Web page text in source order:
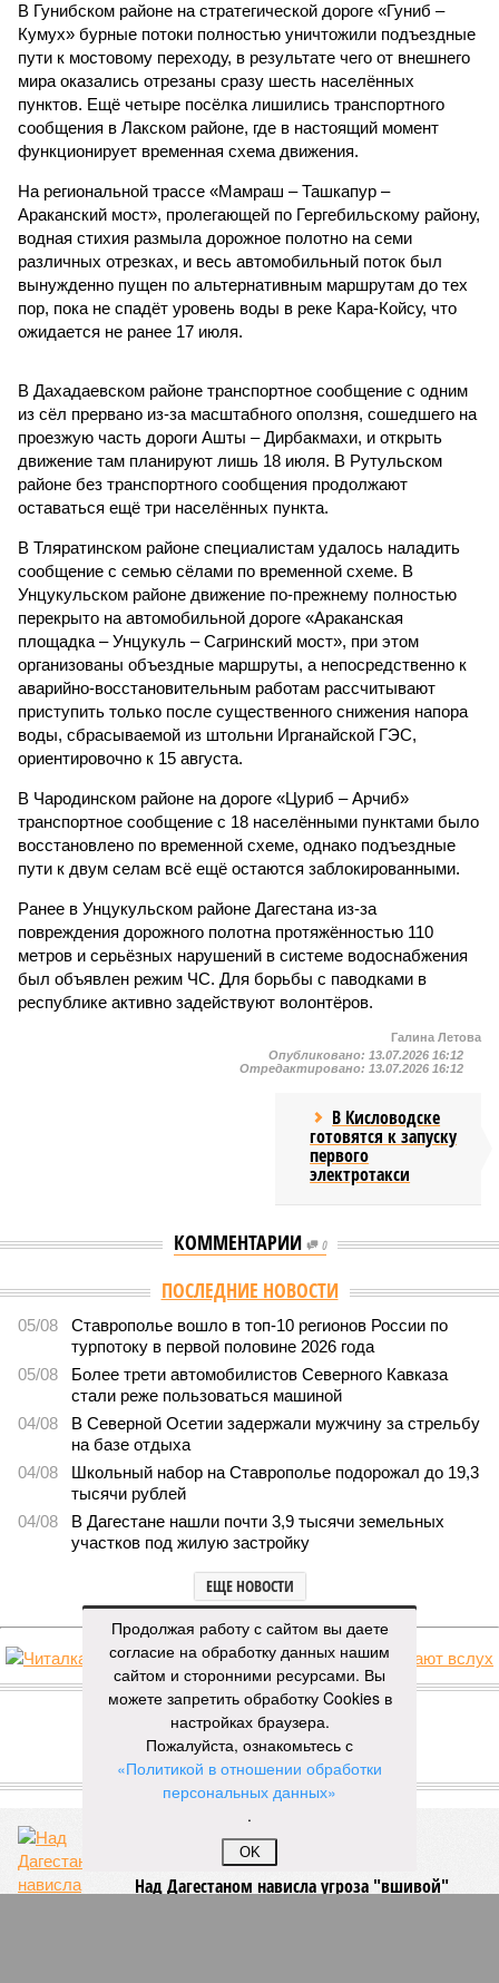
В Гунибском районе на стратегической дороге «Гуниб –
Кумух» бурные потоки полностью уничтожили подъездные
пути к мостовому переходу, в результате чего от внешнего
мира оказались отрезаны сразу шесть населённых
пунктов. Ещё четыре посёлка лишились транспортного
сообщения в Лакском районе, где в настоящий момент
функционирует временная схема движения.
На региональной трассе «Мамраш – Ташкапур –
Араканский мост», пролегающей по Гергебильскому району,
водная стихия размыла дорожное полотно на семи
различных отрезках, и весь автомобильный поток был
вынужденно пущен по альтернативным маршрутам до тех
пор, пока не спадёт уровень воды в реке Кара-Койсу, что
ожидается не ранее 17 июля.
В Дахадаевском районе транспортное сообщение с одним
из сёл прервано из-за масштабного оползня, сошедшего на
проезжую часть дороги Ашты – Дирбакмахи, и открыть
движение там планируют лишь 18 июля. В Рутульском
районе без транспортного сообщения продолжают
оставаться ещё три населённых пункта.
В Тляратинском районе специалистам удалось наладить
сообщение с семью сёлами по временной схеме. В
Унцукульском районе движение по-прежнему полностью
перекрыто на автомобильной дороге «Араканская
площадка – Унцукуль – Сагринский мост», при этом
организованы объездные маршруты, а непосредственно к
аварийно-восстановительным работам рассчитывают
приступить только после существенного снижения напора
воды, сбрасываемой из штольни Ирганайской ГЭС,
ориентировочно к 15 августа.
В Чародинском районе на дороге «Цуриб – Арчиб»
транспортное сообщение с 18 населёнными пунктами было
восстановлено по временной схеме, однако подъездные
пути к двум селам всё ещё остаются заблокированными.
Ранее в Унцукульском районе Дагестана из-за
повреждения дорожного полотна протяжённостью 110
метров и серьёзных нарушений в системе водоснабжения
был объявлен режим ЧС. Для борьбы с паводками в
республике активно задействуют волонтёров.
Галина Летова
Опубликовано: 13.07.2026 16:12
Отредактировано: 13.07.2026 16:12
В Кисловодске
готовятся к запуску
первого
электротакси
КОММЕНТАРИИ 0
ПОСЛЕДНИЕ НОВОСТИ
05/08
Ставрополье вошло в топ-10 регионов России по
турпотоку в первой половине 2026 года
05/08
Более трети автомобилистов Северного Кавказа
стали реже пользоваться машиной
04/08
В Северной Осетии задержали мужчину за стрельбу
на базе отдыха
04/08
Школьный набор на Ставрополье подорожал до 19,3
тысячи рублей
04/08
В Дагестане нашли почти 3,9 тысячи земельных
участков под жилую застройку
ЕЩЕ НОВОСТИ
НОВОСТИ ПАРТНЕРОВ
Новости smi2.ru
ЕЩЕ ИЗ РАЗДЕЛА «ОБЩЕСТВО»
Над Дагестаном нависла угроза "вшивой"
Продолжая работу с сайтом вы даете
согласие на обработку данных нашим
сайтом и сторонними ресурсами. Вы
можете запретить обработку Cookies в
настройках браузера.
Пожалуйста, ознакомьтесь с
«Политикой в отношении обработки
персональных данных»
.
OK